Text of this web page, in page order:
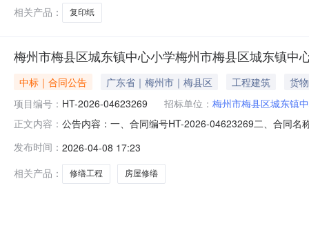
相关产品：
复印纸
梅州市梅县区城东镇中心小学梅州市梅县区城东镇中
中标｜合同公告 广东省｜梅州市｜梅县区 工程建筑
货物
项目编号： HT-2026-04623269 招标单位： 梅州市梅县区城东镇
正文内容： 公告内容：一、合同编号HT-2026-04623269二、合同
森建设工程有限公司地址：水车镇联系方式：
发布时间： 2026-04-08 17:23
相关产品：
修缮工程 房屋修缮